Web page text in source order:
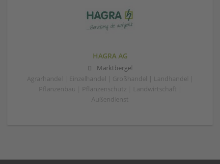
HAGRA AG
Marktbergel
Agrarhandel | Einzelhandel | Großhandel | Landhandel |
Pflanzenbau | Pflanzenschutz | Landwirtschaft |
Außendienst